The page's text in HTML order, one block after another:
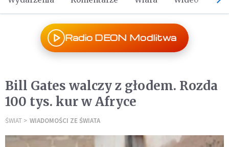
Radio DEON Modlitwa
Bill Gates walczy z głodem. Rozda
100 tys. kur w Afryce
ŚWIAT WIADOMOŚCI ZE ŚWIATA